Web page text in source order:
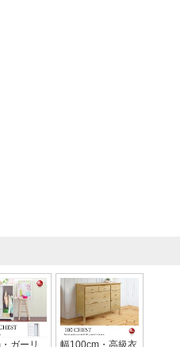
ガーリ
幅100cm・高級衣